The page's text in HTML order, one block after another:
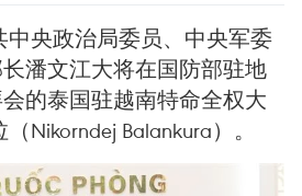
中央政治局委员、中央军委
潘文江大将在国防部驻地
的泰国驻越南特命全权大
Nikorndej Balankura）。